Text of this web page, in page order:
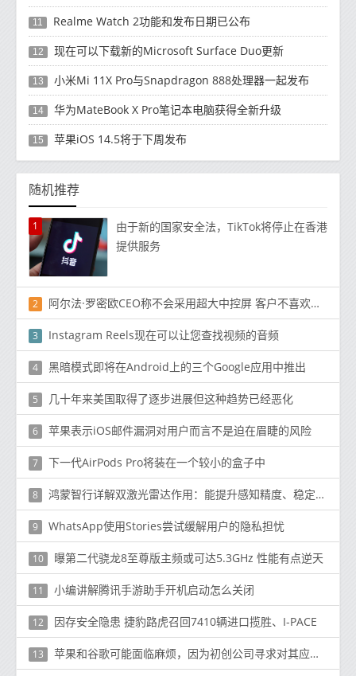
11 Realme Watch 2功能和发布日期已公布
12 现在可以下载新的Microsoft Surface Duo更新
13 小米Mi 11X Pro与Snapdragon 888处理器一起发布
14 华为MateBook X Pro笔记本电脑获得全新升级
15 苹果iOS 14.5将于下周发布
随机推荐
1
由于新的国家安全法，TikTok将停止在香港
提供服务
2 阿尔法·罗密欧CEO称不会采用超大中控屏 客户不喜欢这样
3 Instagram Reels现在可以让您查找视频的音频
4 黑暗模式即将在Android上的三个Google应用中推出
5 几十年来美国取得了逐步进展但这种趋势已经恶化
6 苹果表示iOS邮件漏洞对用户而言不是迫在眉睫的风险
7 下一代AirPods Pro将装在一个较小的盒子中
8 鸿蒙智行详解双激光雷达作用：能提升感知精度、稳定性与置信度
9 WhatsApp使用Stories尝试缓解用户的隐私担忧
10 曝第二代骁龙8至尊版主频或可达5.3GHz 性能有点逆天
11 小编讲解腾讯手游助手开机启动怎么关闭
12 因存安全隐患 捷豹路虎召回7410辆进口揽胜、I-PACE
13 苹果和谷歌可能面临麻烦，因为初创公司寻求对其应用内购买系统进行调查